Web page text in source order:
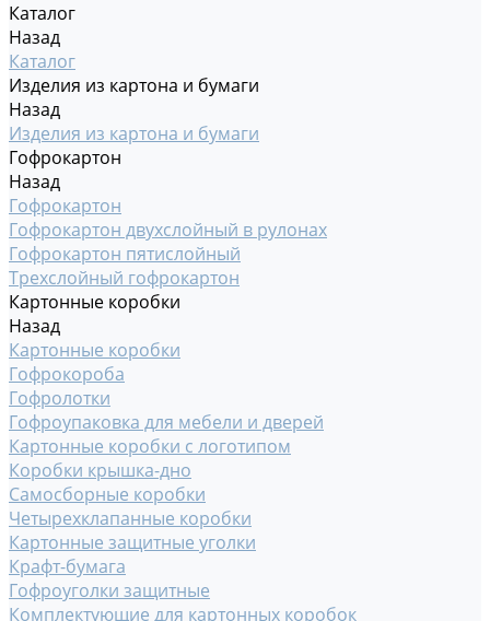
Каталог
Назад
Каталог
Изделия из картона и бумаги
Назад
Изделия из картона и бумаги
Гофрокартон
Назад
Гофрокартон
Гофрокартон двухслойный в рулонах
Гофрокартон пятислойный
Трехслойный гофрокартон
Картонные коробки
Назад
Картонные коробки
Гофрокороба
Гофролотки
Гофроупаковка для мебели и дверей
Картонные коробки с логотипом
Коробки крышка-дно
Самосборные коробки
Четырехклапанные коробки
Картонные защитные уголки
Крафт-бумага
Гофроуголки защитные
Комплектующие для картонных коробок